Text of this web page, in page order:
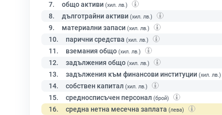
7. общо активи (хил. лв.)
8. дълготрайни активи (хил. лв.)
9. материални запаси (хил. лв.)
10. парични средства (хил. лв.)
11. вземания общо (хил. лв.)
12. задължения общо (хил. лв.)
13. задължения към финансови институции (хил. лв.)
14. собствен капитал (хил. лв.)
15. средносписъчен персонал (брой)
16. средна нетна месечна заплата (лева)